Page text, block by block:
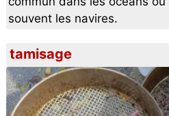
souvent les navires.
tamisage